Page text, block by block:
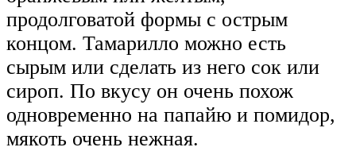
продолговатой формы с острым
концом. Тамарилло можно есть
сырым или сделать из него сок или
сироп. По вкусу он очень похож
одновременно на папайю и помидор,
мякоть очень нежная.